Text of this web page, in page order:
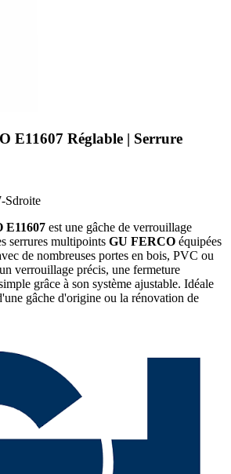
E11607 Réglable | Serrure
Sdroite
E11607 est une gâche de verrouillage
serrures multipoints GU FERCO équipées
de nombreuses portes en bois, PVC ou
verrouillage précis, une fermeture
grâce à son système ajustable. Idéale
gâche d'origine ou la rénovation de